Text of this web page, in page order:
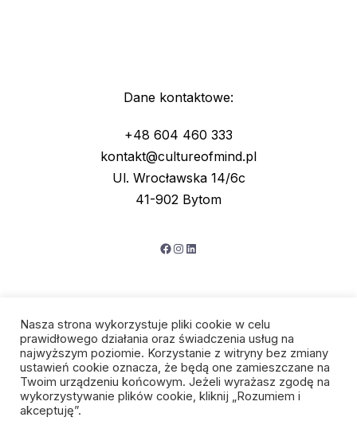
Dane kontaktowe:
+48 604 460 333
kontakt@cultureofmind.pl
Ul. Wrocławska 14/6c
41-902 Bytom
Facebook
Instagram
LinkedIn
Polityka prywatności
Nasza strona wykorzystuje pliki cookie w celu
prawidłowego działania oraz świadczenia usług na
najwyższym poziomie. Korzystanie z witryny bez zmiany
ustawień cookie oznacza, że będą one zamieszczane na
Twoim urządzeniu końcowym. Jeżeli wyrażasz zgodę na
wykorzystywanie plików cookie, kliknij „Rozumiem i
akceptuję”.